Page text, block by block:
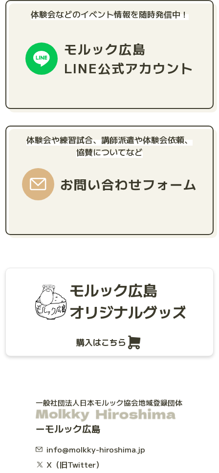
体験会などのイベント情報を随時発信中！
モルック広島
LINE公式アカウント
体験会や練習試合、講師派遣や体験会依頼、
協賛についてなど
お問い合わせフォーム
モルック広島
オリジナルグッズ
購入はこちら
一般社団法人日本モルック協会地域登録団体
モルック広島
info@molkky-hiroshima.jp
X（旧Twitter）